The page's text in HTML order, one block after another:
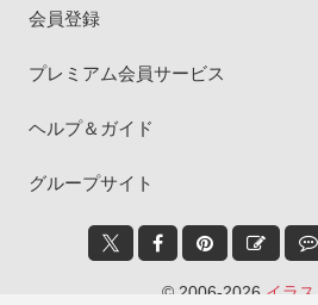
会員登録
プレミアム会員サービス
ヘルプ＆ガイド
グループサイト
© 2006-2026 イラ